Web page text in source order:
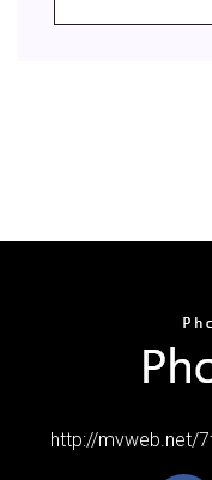
http://mvweb.net/